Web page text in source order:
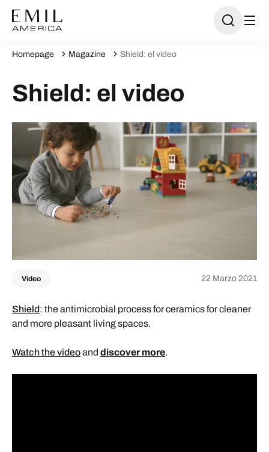
Homepage Magazine Shield: el video
Shield: el video
Video 22 Marzo 2021
Shield: the antimicrobial process for ceramics for cleaner
and more pleasant living spaces.
Watch the videoand discover more.